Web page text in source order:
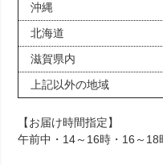
沖縄
北海道
滋賀県内
上記以外の地域
【お届け時間指定】
午前中・14～16時・16～